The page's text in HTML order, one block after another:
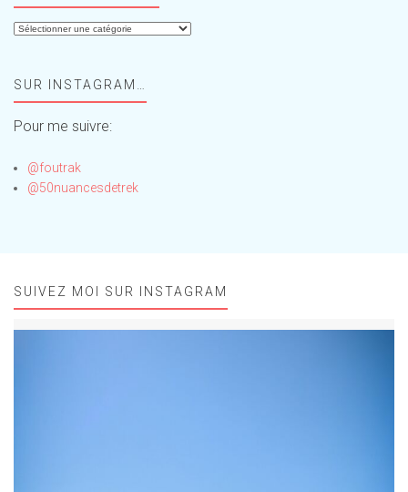
Aide-
!SUR INSTAGRAM…
Pour me suivre:
@foutrak
@50nuancesdetrek
SUIVEZ MOI SUR INSTAGRAM